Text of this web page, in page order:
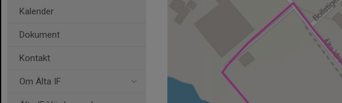
Kalender
Dokument
Kontakt
Om Älta IF